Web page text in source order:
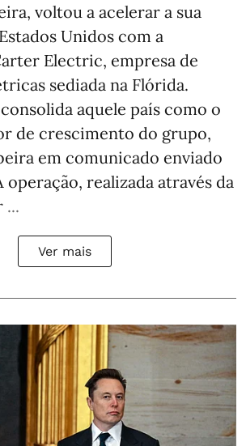
voltou a acelerar a sua
Unidos com a
Electric, empresa de
sediada na Flórida.
aquele país como o
de crescimento do grupo,
em comunicado enviado
operação, realizada através da
...
Ver mais